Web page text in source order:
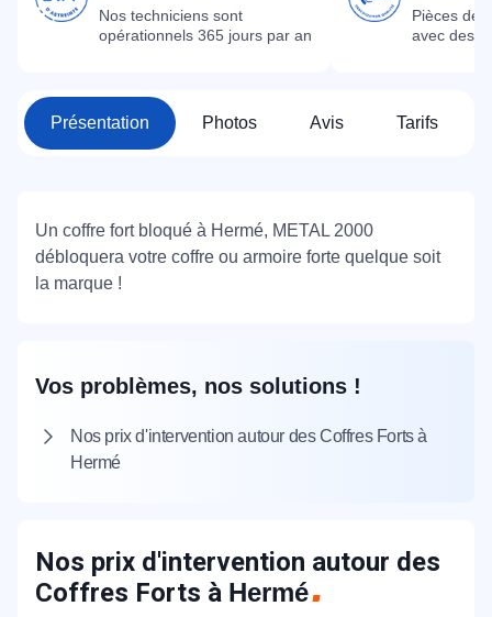
Nos techniciens sont
opérationnels 365 jours par an
Pièces
avec des
Présentation Photos Avis Tarifs
Un coffre fort bloqué à Hermé, METAL 2000
débloquera votre coffre ou armoire forte quelque soit
la marque !
Vos problèmes, nos solutions !
Nos prix d'intervention autour des Coffres Forts à
Hermé
Nos prix d'intervention autour des
Coffres Forts à Hermé